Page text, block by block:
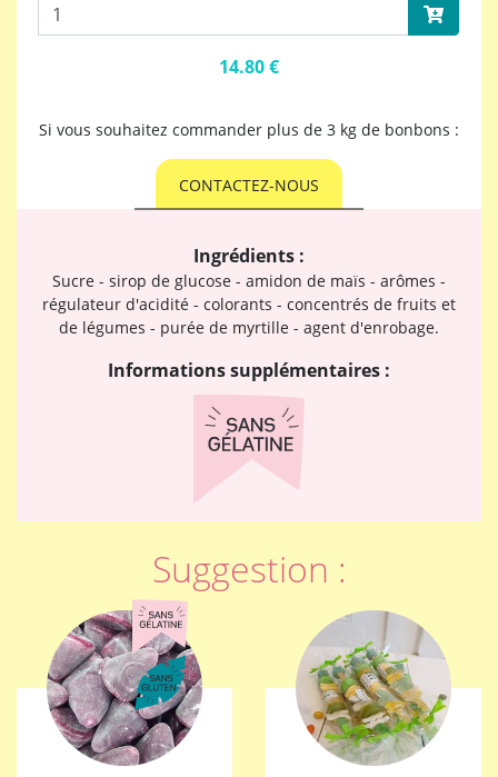
14.80 €
Si vous souhaitez commander plus de 3 kg de bonbons :
CONTACTEZ-NOUS
Ingrédients :
Sucre - sirop de glucose - amidon de maïs - arômes -
régulateur d'acidité - colorants - concentrés de fruits et
de légumes - purée de myrtille - agent d'enrobage.
Informations supplémentaires :
Suggestion :